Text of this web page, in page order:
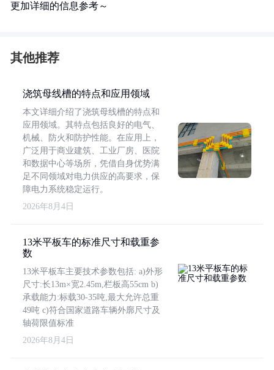
更加详细的信息参考～
其他推荐
浇筑母线槽的特点和应用领域
本文详细介绍了浇筑母线槽的特点和
应用领域。其特点包括良好的电气、
机械、防火和防护性能。在应用上，
广泛用于商业建筑、工业厂房、医院
和数据中心等场所，凭借自身优势满
足不同领域对电力供应的高要求，保
障电力系统稳定运行。
2026年8月4日
13米平板车的标准尺寸和载重参
数
13米平板车主要技术参数包括: a)外形
尺寸:长13m×宽2.45m,栏板高55cm b)
承载能力:标载30-35吨,最大允许总重
49吨 c)符合国家道路车辆外廓尺寸及
轴荷限值标准
2026年8月4日